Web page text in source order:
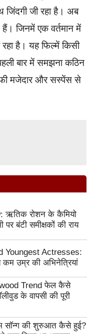
जिंदगी जी रहा है। अब
जिनमें एक वर्तमान में
है। यह फिल्में किसी
बार में समझना कठिन
मजेदार और सस्पेंस से
ऋतिक रोशन के कैमियो
पर बंटी समीक्षकों की राय
Youngest Actresses:
कम उम्र की अभिनेत्रियां
Trend फेल कैसे
के वापसी की पूरी
सॉन्ग की शुरुआत कैसे हुई?